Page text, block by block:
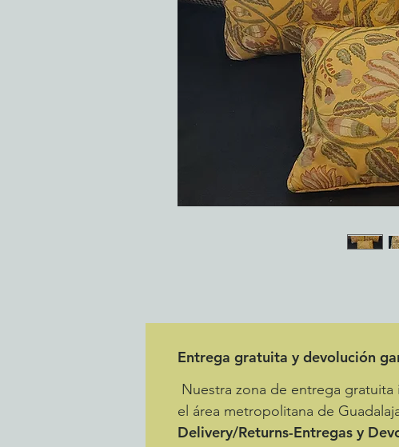
Entrega gratuita y devolución
Nuestra zona de entrega
el área metropolitana de
Delivery/Returns-Entregas y